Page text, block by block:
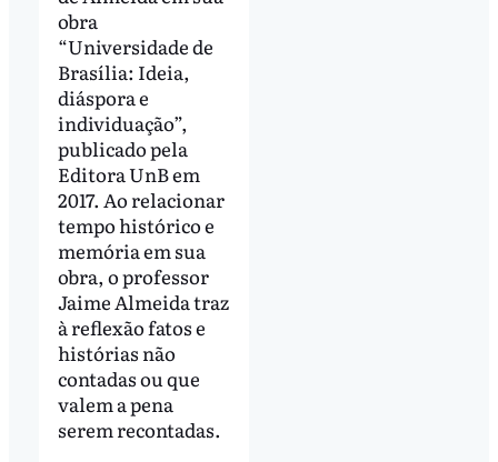
obra
“Universidade de
Brasília: Ideia,
diáspora e
individuação”,
publicado pela
Editora UnB em
2017. Ao relacionar
tempo histórico e
memória em sua
obra, o professor
Jaime Almeida traz
à reflexão fatos e
histórias não
contadas ou que
valem a pena
serem recontadas.